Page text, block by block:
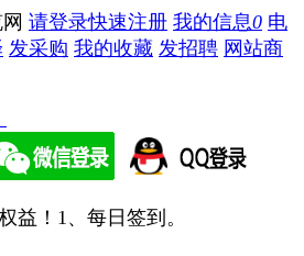
请登录快速注册 我的信息0 电
发采购 我的收藏 发招聘 网站商
益！ 1、每日签到。